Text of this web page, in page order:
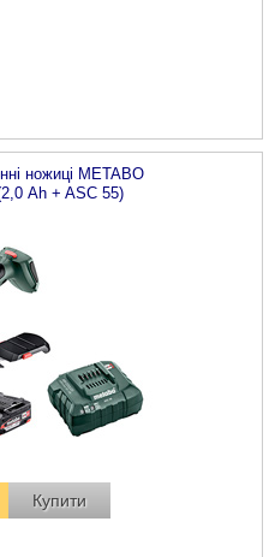
ножиці METABO
Аh + ASC 55)
Купити